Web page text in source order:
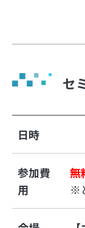
セ
日時
参加費
用
無
※